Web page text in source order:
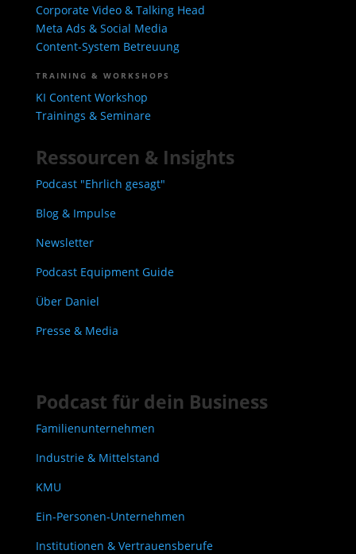
Corporate Video & Talking Head
Meta Ads & Social Media
Content-System Betreuung
TRAINING & WORKSHOPS
KI Content Workshop
Trainings & Seminare
Ressourcen & Insights
Podcast "Ehrlich gesagt"
Blog & Impulse
Newsletter
Podcast Equipment Guide
Über Daniel
Presse & Media
Podcast für dein Business
Familienunternehmen
Industrie & Mittelstand
KMU
Ein-Personen-Unternehmen
Institutionen & Vertrauensberufe